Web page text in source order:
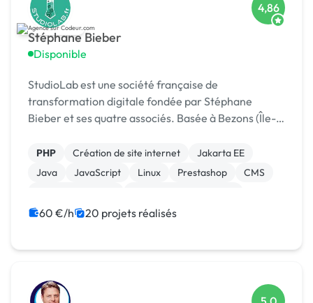
Stéphane Bieber
Disponible
4,86
StudioLab est une société française de
transformation digitale fondée par Stéphane
Bieber et ses quatre associés. Basée à Bezons (Île-
ans les entrepr
PHP Création de site internet
Jakarta EE
Java
JavaScript Linux Prestashop
CMS
60 €/h 20 projets réalisés